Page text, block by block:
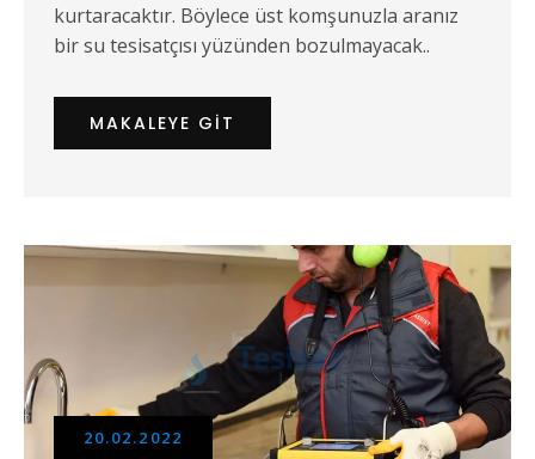
kurtaracaktır. Böylece üst komşunuzla aranız
bir su tesisatçısı yüzünden bozulmayacak..
MAKALEYE GIT
20.02.2022